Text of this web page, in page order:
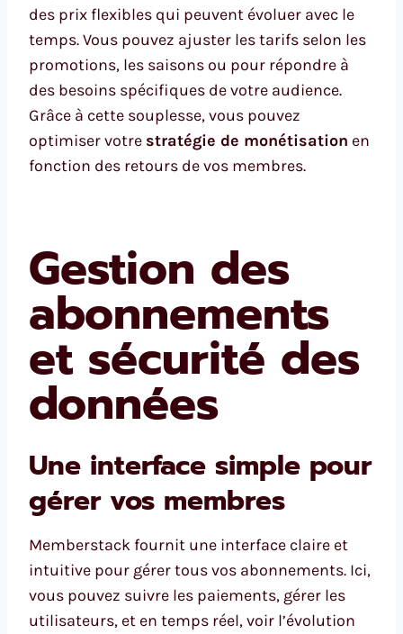
des prix flexibles qui peuvent évoluer avec le
temps. Vous pouvez ajuster les tarifs selon les
promotions, les saisons ou pour répondre à
des besoins spécifiques de votre audience.
Grâce à cette souplesse, vous pouvez
optimiser votre stratégie de monétisation en
fonction des retours de vos membres.
Gestion des
abonnements
et sécurité des
données
Une interface simple pour
gérer vos membres
Memberstack fournit une interface claire et
intuitive pour gérer tous vos abonnements. Ici,
vous pouvez suivre les paiements, gérer les
utilisateurs, et en temps réel, voir l’évolution